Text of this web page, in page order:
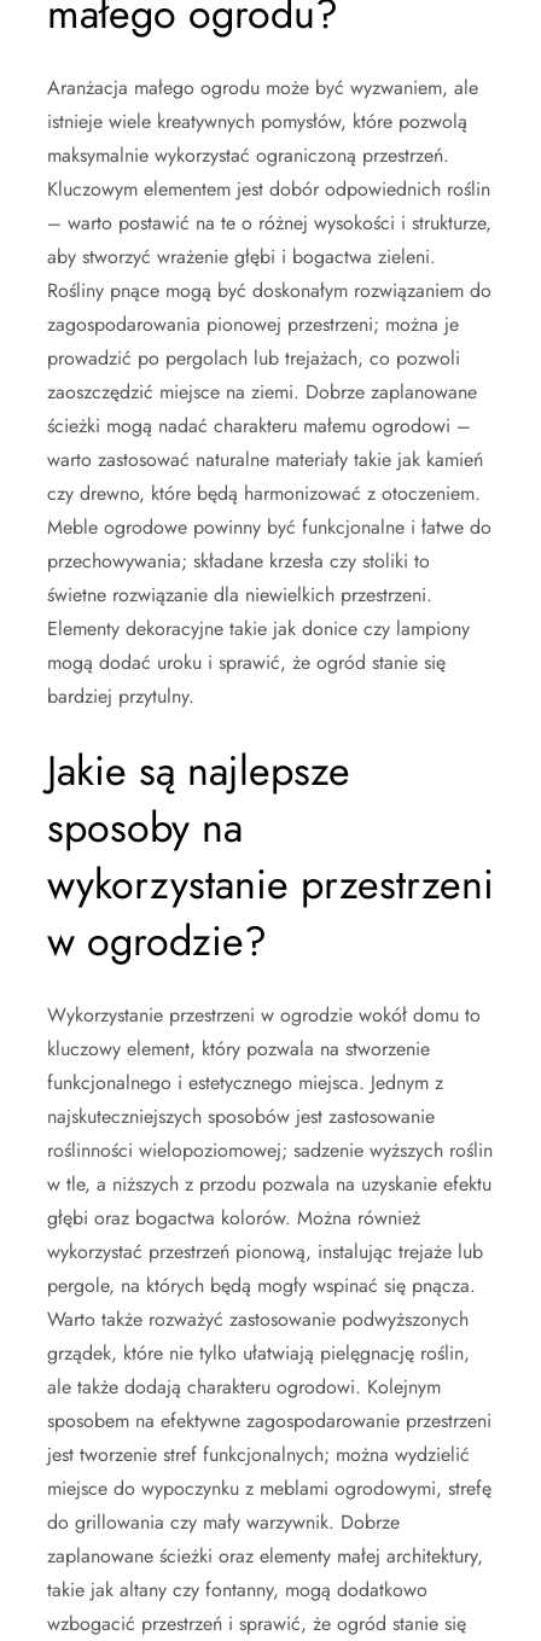
małego ogrodu?
Aranżacja małego ogrodu może być wyzwaniem, ale
istnieje wiele kreatywnych pomysłów, które pozwolą
maksymalnie wykorzystać ograniczoną przestrzeń.
Kluczowym elementem jest dobór odpowiednich roślin
– warto postawić na te o różnej wysokości i strukturze,
aby stworzyć wrażenie głębi i bogactwa zieleni.
Rośliny pnące mogą być doskonałym rozwiązaniem do
zagospodarowania pionowej przestrzeni; można je
prowadzić po pergolach lub trejażach, co pozwoli
zaoszczędzić miejsce na ziemi. Dobrze zaplanowane
ścieżki mogą nadać charakteru małemu ogrodowi –
warto zastosować naturalne materiały takie jak kamień
czy drewno, które będą harmonizować z otoczeniem.
Meble ogrodowe powinny być funkcjonalne i łatwe do
przechowywania; składane krzesła czy stoliki to
świetne rozwiązanie dla niewielkich przestrzeni.
Elementy dekoracyjne takie jak donice czy lampiony
mogą dodać uroku i sprawić, że ogród stanie się
bardziej przytulny.
Jakie są najlepsze
sposoby na
wykorzystanie przestrzeni
w ogrodzie?
Wykorzystanie przestrzeni w ogrodzie wokół domu to
kluczowy element, który pozwala na stworzenie
funkcjonalnego i estetycznego miejsca. Jednym z
najskuteczniejszych sposobów jest zastosowanie
roślinności wielopoziomowej; sadzenie wyższych roślin
w tle, a niższych z przodu pozwala na uzyskanie efektu
głębi oraz bogactwa kolorów. Można również
wykorzystać przestrzeń pionową, instalując trejaże lub
pergole, na których będą mogły wspinać się pnącza.
Warto także rozważyć zastosowanie podwyższonych
grządek, które nie tylko ułatwiają pielęgnację roślin,
ale także dodają charakteru ogrodowi. Kolejnym
sposobem na efektywne zagospodarowanie przestrzeni
jest tworzenie stref funkcjonalnych; można wydzielić
miejsce do wypoczynku z meblami ogrodowymi, strefę
do grillowania czy mały warzywnik. Dobrze
zaplanowane ścieżki oraz elementy małej architektury,
takie jak altany czy fontanny, mogą dodatkowo
wzbogacić przestrzeń i sprawić, że ogród stanie się